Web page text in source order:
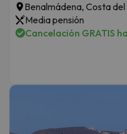
Benalmádena, Costa del
Media pensión
Cancelación GRATIS